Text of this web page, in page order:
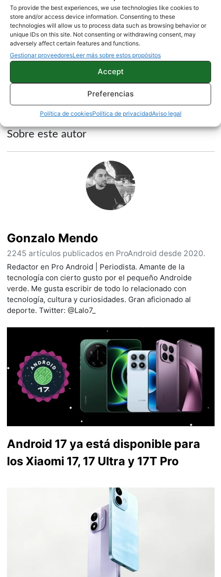
To provide the best experiences, we use technologies like cookies to
store and/or access device information. Consenting to these
technologies will allow us to process data such as browsing behavior or
unique IDs on this site. Not consenting or withdrawing consent, may
adversely affect certain features and functions.
Gestionar proveedoresLeer más sobre estos propósitos
Accept
Preferencias
Política de cookiesPolítica de privacidadAviso legal
Spotify se actualiza añadiendo un modo especial
para cuando conducimos
Fuente |JerryRigEverything
Sobre este autor
Gonzalo Mendo
2245 artículos publicados en ProAndroid desde 2020.
Redactor en Pro Android | Periodista. Amante de la
tecnología con cierto gusto por el pequeño Androide
verde. Me gusta escribir de todo lo relacionado con
tecnología, cultura y curiosidades. Gran aficionado al
deporte. Twitter: @Lalo7_
Android 17 ya está disponible para
los Xiaomi 17, 17 Ultra y 17T Pro